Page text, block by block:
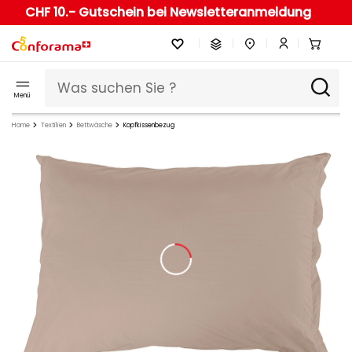
CHF 10.- Gutschein bei Newsletteranmeldung
Menü
Home Textilien Bettwäsche Kopfkissenbezug